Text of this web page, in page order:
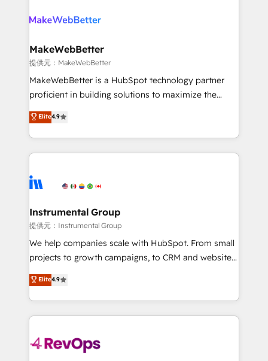
clients gain a unique advantage in CRM architecture,
market execution. Why B2B Businesses Choose RP: -
Secure: Soc2 compliant 🛡️ - Pricing: Implementations
starting at $1,5k 💵 - Speed: Launch in 14 days ⚡ -
Global: 75+ RPers across five continents 🌐 - Scale:
HubSpot Partner 🪴 - Sales Hub: More
implementations than any other Partner 💻 -
agency for an Ops problem. Don't hire a technical
agency for a growth problem. Hire a partner built to
MakeWebBetter
提供元：MakeWebBetter
MakeWebBetter is a HubSpot technology partner
proficient in building solutions to maximize the
operational efficiency of HubSpot. The fastest-
growing tech-enabler & facilitator, MakeWebBetter,
hands you the blend of HubSpot expertise &
eminent solutions & integrations. Trust us to
Elite Partners with 10+ years of HubSpot experience
Premier Partner 2023 🌟5 HubSpot Accreditations 🌟
Won HubSpot Theme Challenge 2021 🌟INBOUND’19
HubSpot Rising Star Why us? Harnessing the full
potential of the powerful HubSpot CRM. ✔️A team of
HubSpot experience ✔️Flexible pricing models —
Hourly-fee (assigned one Dedicated HubSpot
requirement). ✔️Helped over 25,000+ customers so
far with our HubSpot solutions. ✔️Bespoke apps &
Elite4.9
Instrumental Group
提供元：Instrumental Group
We help companies scale with HubSpot. From small
projects to growth campaigns, to CRM and websites.
Hire an agency that's experienced in every inch of
HubSpot and willing to work hand-in-hand with your
team to simplify the complex and build a better
experience for your team and customers.
Elite4.9